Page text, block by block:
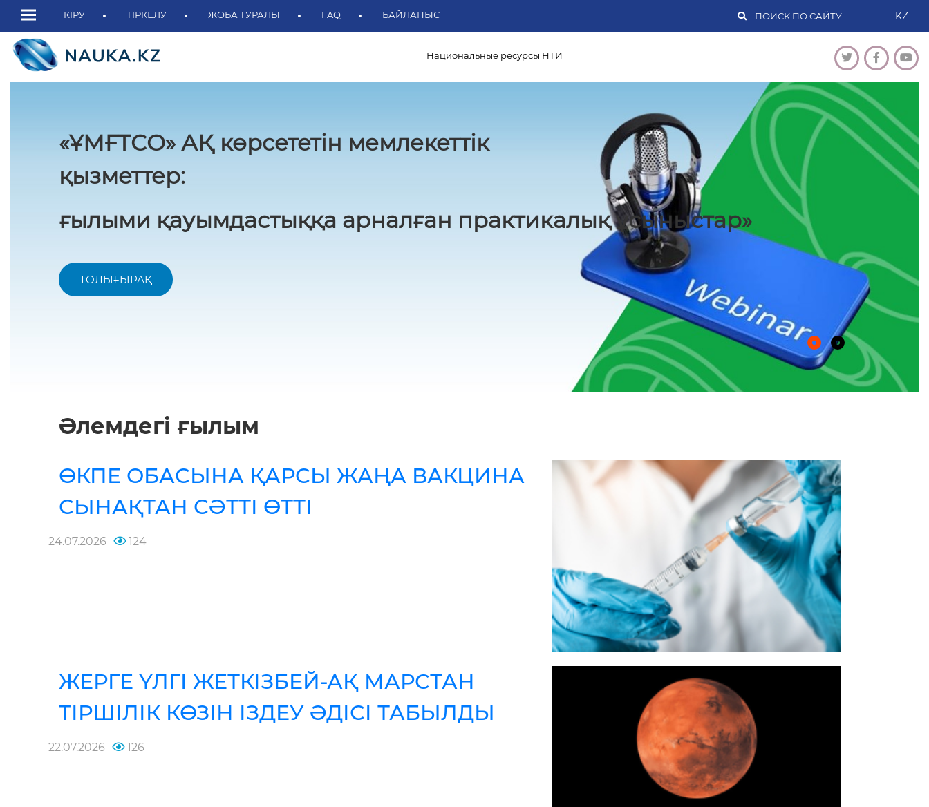
КІРУ ТІРКЕЛУ ЖОБА ТУРАЛЫ FAQ БАЙЛАНЫС KZ
Национальные ресурсы НТИ
«ҰМҒТСО» АҚ көрсететін мемлекеттік
қызметтер:
ғылыми қауымдастыққа арналған практикалық ұсыныстар»
ТОЛЫҒЫРАҚ
Әлемдегі ғылым
ӨКПЕ ОБАСЫНА ҚАРСЫ ЖАҢА ВАКЦИНА
СЫНАҚТАН СӘТТІ ӨТТІ
24.07.2026 124
ЖЕРГЕ ҮЛГІ ЖЕТКІЗБЕЙ-АҚ МАРСТАН
ТІРШІЛІК КӨЗІН ІЗДЕУ ӘДІСІ ТАБЫЛДЫ
22.07.2026 126